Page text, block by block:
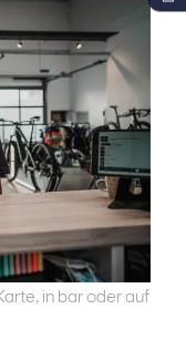
in bar oder auf